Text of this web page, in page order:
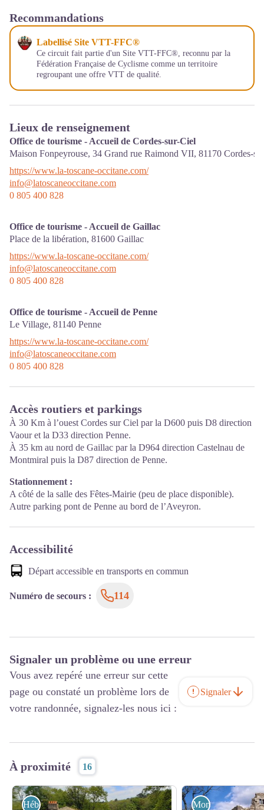
Recommandations
Labellisé Site VTT-FFC®
Ce circuit fait partie d'un Site VTT-FFC®, reconnu par la
Fédération Française de Cyclisme comme un territoire
regroupant une offre VTT de qualité.
Lieux de renseignement
Office de tourisme - Accueil de Cordes-sur-Ciel
Maison Fonpeyrouse, 34 Grand rue Raimond VII, 81170 Cordes-
https://www.la-toscane-occitane.com/
info@latoscaneoccitane.com
0 805 400 828
Office de tourisme - Accueil de Gaillac
Place de la libération, 81600 Gaillac
https://www.la-toscane-occitane.com/
info@latoscaneoccitane.com
0 805 400 828
Office de tourisme - Accueil de Penne
Le Village, 81140 Penne
https://www.la-toscane-occitane.com/
info@latoscaneoccitane.com
0 805 400 828
Accès routiers et parkings
À 30 Km à l’ouest Cordes sur Ciel par la D600 puis D8 direction
Vaour et la D33 direction Penne.
À 35 km au nord de Gaillac par la D964 direction Castelnau de
Montmiral puis la D87 direction de Penne.
Stationnement :
A côté de la salle des Fêtes-Mairie (peu de place disponible).
Autre parking pont de Penne au bord de l’Aveyron.
Accessibilité
Départ accessible en transports en commun
Numéro de secours : 114
Signaler un problème ou une erreur
Vous avez repéré une erreur sur cette
page ou constaté un problème lors de
votre randonnée, signalez-les nous ici :
Signaler
À proximité 16
Hébergement Monuments et sites